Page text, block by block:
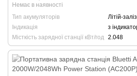
Немає в наявності
Тип акумуляторів
Літій-
Індикація
з
Місткість зарядної станції кВт/год 2.048